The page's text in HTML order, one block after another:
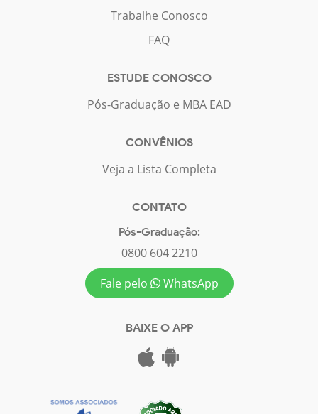
Trabalhe Conosco
FAQ
ESTUDE CONOSCO
Pós-Graduação e MBA EAD
CONVÊNIOS
Veja a Lista Completa
CONTATO
Pós-Graduação:
0800 604 2210
Fale pelo
WhatsApp
BAIXE O APP